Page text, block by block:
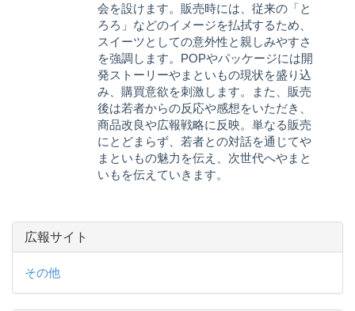
会を設けます。販売時には、従来の「と
ろろ」などのイメージを払拭するため、
スイーツとしての意外性と親しみやすさ
を強調します。POPやパッケージには開
発ストーリーやまといもの現状を盛り込
み、購買意欲を刺激します。また、販売
後は若者からの反応や感想をいただき、
商品改良や広報戦略に反映。単なる販売
にとどまらず、若者との対話を通じてや
まといもの魅力を伝え、次世代へやまと
いもを伝えていきます。
広報サイト
その他